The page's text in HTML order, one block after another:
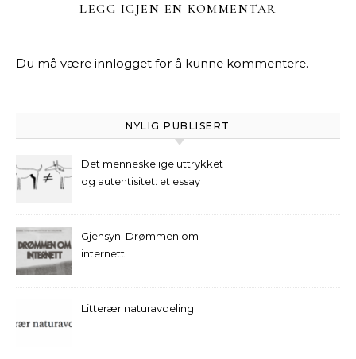
LEGG IGJEN EN KOMMENTAR
Du må være innlogget for å kunne kommentere.
NYLIG PUBLISERT
Det menneskelige uttrykket
og autentisitet: et essay
Gjensyn: Drømmen om
internett
Litterær naturavdeling